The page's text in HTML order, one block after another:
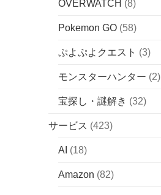
OVERWATCH (8)
Pokemon GO (58)
ぷよぷよクエスト (3)
モンスターハンター (2)
宝探し・謎解き (32)
サービス (423)
AI (18)
Amazon (82)